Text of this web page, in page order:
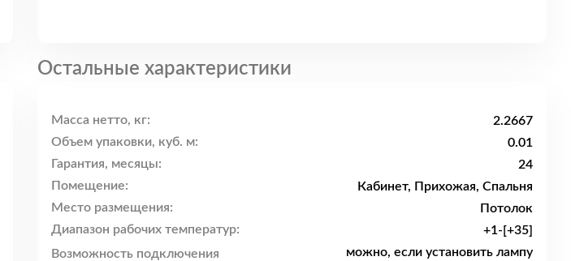
Остальные характеристики
Масса нетто, кг:
2.2667
Объем упаковки, куб. м:
0.01
Гарантия, месяцы:
24
Помещение:
Кабинет, Прихожая, Спальня
Место размещения:
Потолок
Диапазон рабочих температур:
+1-[+35]
Возможность подключения
можно, если установить лампу